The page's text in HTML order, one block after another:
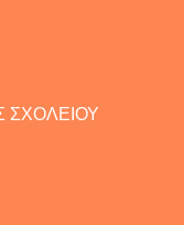
ΣΧΟΛΕΙΟΥ